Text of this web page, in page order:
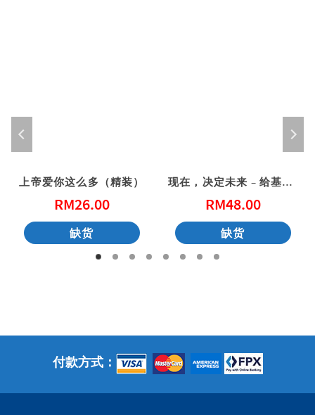
上帝爱你这么多（精装）
RM26.00
缺货
现在，决定未来 – 给基督徒青年的20个属灵忠告
RM48.00
缺货
付款方式：